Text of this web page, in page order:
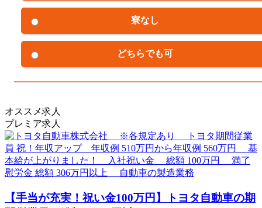
寮なし
どちらでも可
オススメ求人
プレミア求人
【手当が充実！祝い金100万円】トヨタ自動車の期